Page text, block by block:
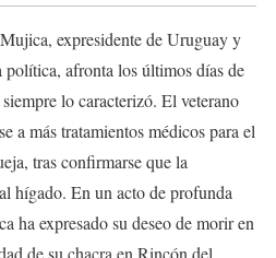
expresidente de Uruguay y
afronta los últimos días de
lo caracterizó. El veterano
a más tratamientos médicos para el
tras confirmarse que la
hígado. En un acto de profunda
ha expresado su deseo de morir en
de su chacra en Rincón del